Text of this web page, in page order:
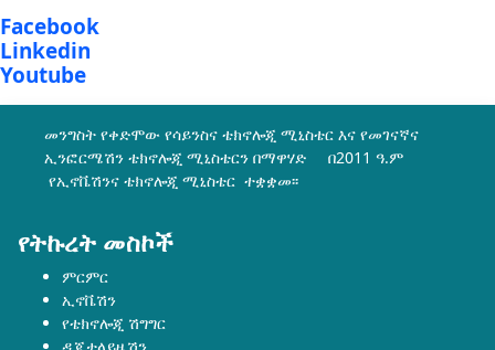
Facebook
Linkedin
Youtube
መንግስት የቀድሞው የሳይንስና ቴክኖሎጂ ሚኒስቴር እና የመገናኛና
ኢንፎርሜሽን ቴክኖሎጂ ሚኒስቴርን በማዋሃድ በ2011 ዓ.ም
የኢኖቬሽንና ቴክኖሎጂ ሚኒስቴር ተቋቋመ፡፡
የትኩረት መስኮች
ምርምር
ኢኖቬሽን
የቴክኖሎጂ ሽግግር